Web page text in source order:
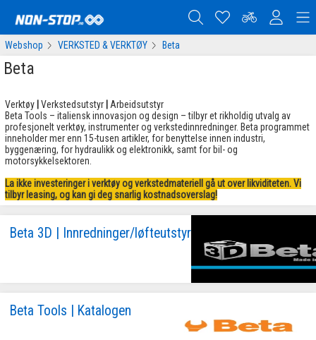
Webshop VERKSTED & VERKTØY Beta
Beta
Verktøy Verkstedsutstyr
Arbeidsutstyr
Beta Tools – italiensk innovasjon og design – tilbyr et rikholdig utvalg av
profesjonelt verktøy, instrumenter og verkstedinnredninger. Beta programmet
inneholder mer enn 15-tusen artikler, for benyttelse innen industri,
byggenæring, for hydraulikk og elektronikk, samt for bil- og
motorsykkelsektoren.
La ikke investeringer i verktøy og verkstedmateriell gå ut over likviditeten. Vi
tilbyr leasing, og kan gi deg snarlig kostnadsoverslag!
Beta 3D | Innredninger/løfteutstyr
Beta Tools | Katalogen